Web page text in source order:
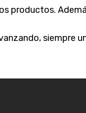
productos.
siempre